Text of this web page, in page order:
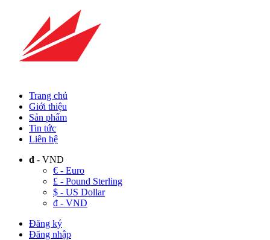
Trang chủ
Giới thiệu
Sản phẩm
Tin tức
Liên hệ
đ - VND
€ - Euro
£ - Pound Sterling
$ - US Dollar
đ - VND
Đăng ký
Đăng nhập